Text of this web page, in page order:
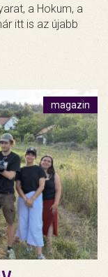
a Hokum, a
itt is az újabb
magazin